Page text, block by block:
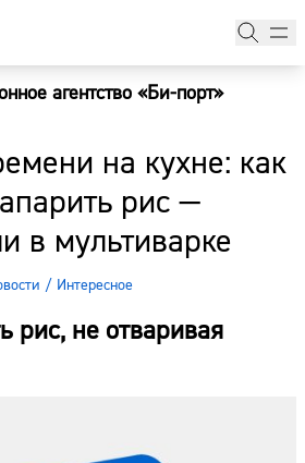
агентство «Би-порт»
на кухне: как
рис —
в мультиварке
/ Интересное
рис, не отваривая